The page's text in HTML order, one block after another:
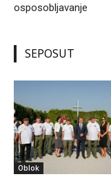
osposobljavanje
SEPOSUT
Oblok